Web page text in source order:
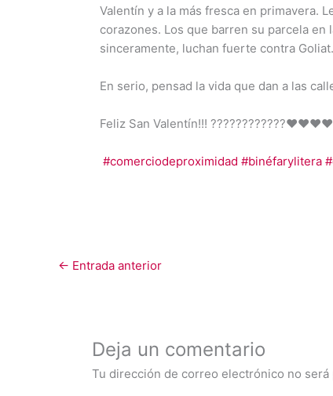
Valentín y a la más fresca en primavera.
corazones. Los que barren su parcela
sinceramente, luchan fuerte contra
En serio, pensad la vida que dan a las
Feliz San Valentín!!! ????????????❤️❤️❤️❤️
#comerciodeproximidad #binéfarylitera #
← Entrada anterior
Deja un comentario
Tu dirección de correo electrónico no será